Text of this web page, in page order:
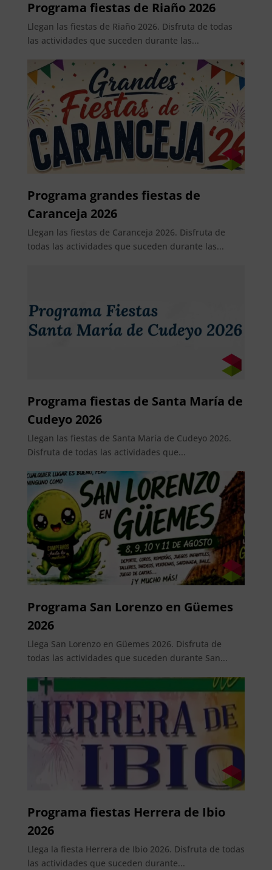
Programa fiestas de Riaño 2026
Llegan las fiestas de Riaño 2026. Disfruta de todas
las actividades que suceden durante las...
Programa grandes fiestas de
Caranceja 2026
Llegan las fiestas de Caranceja 2026. Disfruta de
todas las actividades que suceden durante las...
Programa fiestas de Santa María de
Cudeyo 2026
Llegan las fiestas de Santa María de Cudeyo 2026.
Disfruta de todas las actividades que...
Programa San Lorenzo en Güemes
2026
Llega San Lorenzo en Güemes 2026. Disfruta de
todas las actividades que suceden durante San...
Programa fiestas Herrera de Ibio
2026
Llega la fiesta Herrera de Ibio 2026. Disfruta de todas
las actividades que suceden durante...